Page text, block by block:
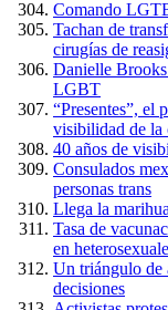
Comando
Tachan de
cirugías de
Danielle Brooks
LGBT
“Presentes”, el
visibilidad de la
40 años de
Consulados
personas trans
Llega la
Tasa de
en
Un triángulo de
decisiones